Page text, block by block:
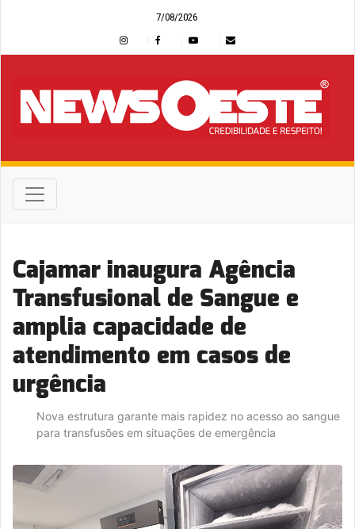
7/08/2026
Cajamar inaugura Agência
Transfusional de Sangue e
amplia capacidade de
atendimento em casos de
urgência
Nova estrutura garante mais rapidez no acesso ao sangue
para transfusões em situações de emergência